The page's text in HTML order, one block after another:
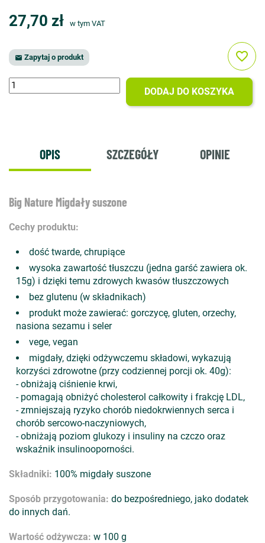
27,70 zł w tym VAT
 Zapytaj o produkt
DODAJ DO KOSZYKA
favorite_border
OPIS SZCZEGÓŁY OPINIE
Big Nature Migdały suszone
Cechy produktu:
dość twarde, chrupiące
wysoka zawartość tłuszczu (jedna garść zawiera ok.
15g) i dzięki temu zdrowych kwasów tłuszczowych
bez glutenu (w składnikach)
produkt może zawierać: gorczycę, gluten, orzechy,
nasiona sezamu i seler
vege, vegan
migdały, dzięki odżywczemu składowi, wykazują
korzyści zdrowotne (przy codziennej porcji ok. 40g):
- obniżają ciśnienie krwi,
- pomagają obniżyć cholesterol całkowity i frakcję LDL,
- zmniejszają ryzyko chorób niedokrwiennych serca i
chorób sercowo-naczyniowych,
- obniżają poziom glukozy i insuliny na czczo oraz
wskaźnik insulinooporności.
Składniki: 100% migdały suszone
Sposób przygotowania: do bezpośredniego, jako dodatek
do innych dań.
Wartość odżywcza: w 100 g